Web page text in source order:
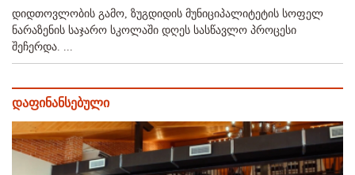
დიდთოვლობის გამო, ზუგდიდის მუნიციპალიტეტის სოფელ
ნარაზენის საჯარო სკოლაში დღეს სასწავლო პროცესი
შეჩერდა. ...
დაფინანსებული